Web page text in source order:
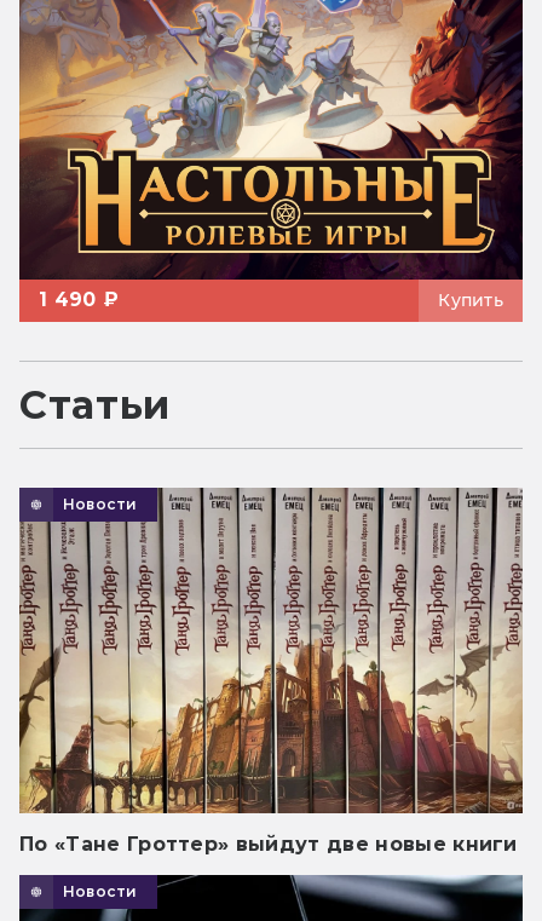
1 490 ₽ Купить
Статьи
Новости
По «Тане Гроттер» выйдут две новые книги
Новости